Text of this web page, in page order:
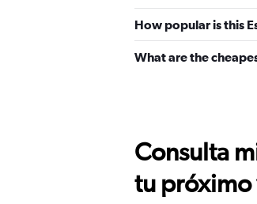
How popular is this
What are the
Consulta
tu próximo